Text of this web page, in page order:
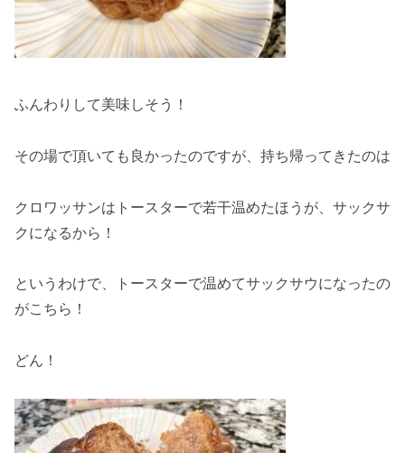
ふんわりして美味しそう！
その場で頂いても良かったのですが、持ち帰ってきたのは
クロワッサンはトースターで若干温めたほうが、サックサ
クになるから！
というわけで、トースターで温めてサックサウになったの
がこちら！
どん！